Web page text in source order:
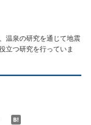
温泉の研究を通じて地震
立つ研究を行っていま